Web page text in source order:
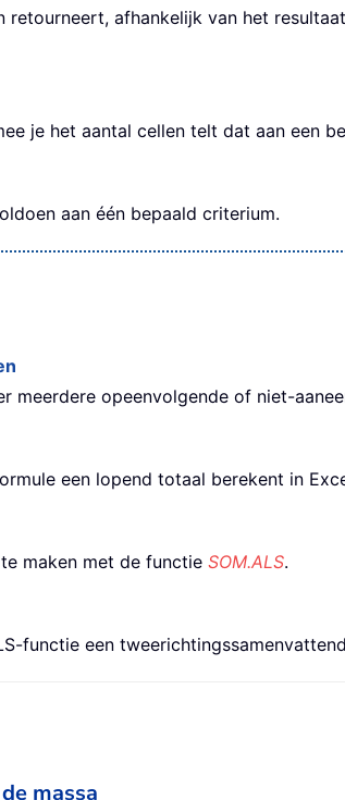
afhankelijk van het
je het aantal cellen telt dat aan een
aan één bepaald criterium.
opeenvolgende of niet-
een lopend totaal berekent in
maken met de functie SOM.ALS.
functie een
massa